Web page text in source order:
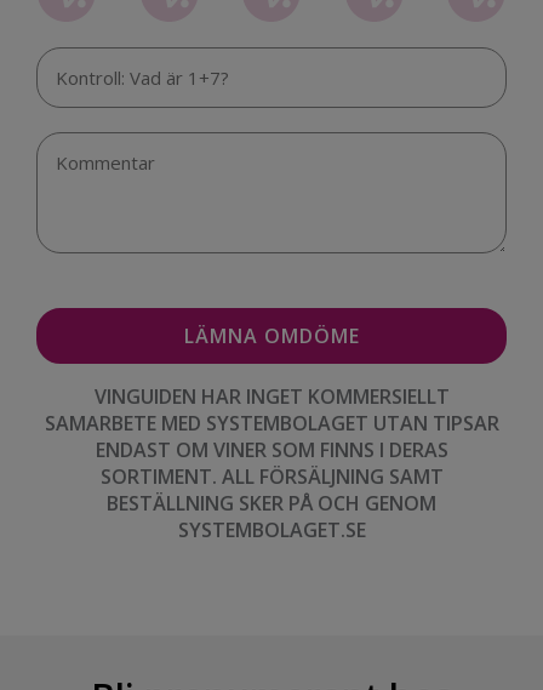
VINGUIDEN HAR INGET KOMMERSIELLT
SAMARBETE MED SYSTEMBOLAGET UTAN TIPSAR
ENDAST OM VINER SOM FINNS I DERAS
SORTIMENT. ALL FÖRSÄLJNING SAMT
BESTÄLLNING SKER PÅ OCH GENOM
SYSTEMBOLAGET.SE